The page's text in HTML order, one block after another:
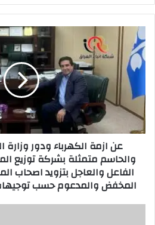
عن
ازمة
الكهرباء
ودور
وزارة
النفط
الكبير
والمنقذ
والحاسم
بشركة
توزيع
المنتجات
ودورها
عن ازمة الكهرباء ودور وزارة
والحاسم متمثلة بشركة توزيع
الفاعل والعاجل بتزويد اصحاب
المخفض والمدعوم حسب توجيهات